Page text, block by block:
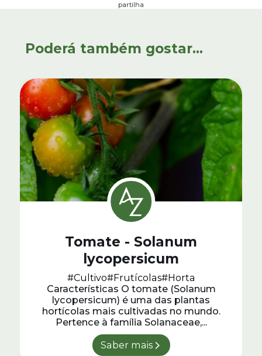
partilha
Poderá também gostar...
Tomate - Solanum
lycopersicum
#Cultivo#Frutícolas#Horta
Características O tomate (Solanum
lycopersicum) é uma das plantas
hortícolas mais cultivadas no mundo.
Pertence à família Solanaceae,...
Saber mais